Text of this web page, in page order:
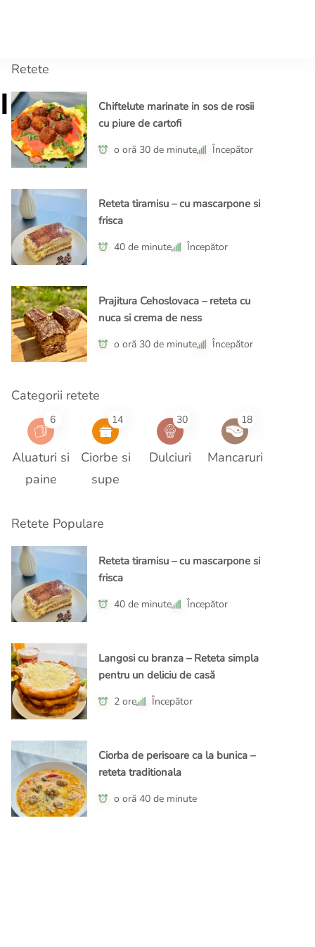
Retete
Chiftelute marinate in sos de rosii
cu piure de cartofi
o oră 30 de minute Începător
Reteta tiramisu – cu mascarpone si
frisca
40 de minute Începător
Prajitura Cehoslovaca – reteta cu
nuca si crema de ness
o oră 30 de minute Începător
Categorii retete
6
Aluaturi si
paine
14
Ciorbe si
supe
30
Dulciuri
18
Mancaruri
Retete Populare
Reteta tiramisu – cu mascarpone si
frisca
40 de minute Începător
Langosi cu branza – Reteta simpla
pentru un deliciu de casă
2 ore Începător
Ciorba de perisoare ca la bunica –
reteta traditionala
o oră 40 de minute